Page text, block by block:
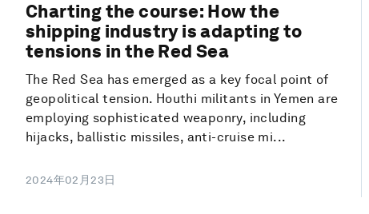
Charting the course: How the
shipping industry is adapting to
tensions in the Red Sea
The Red Sea has emerged as a key focal point of
geopolitical tension. Houthi militants in Yemen are
employing sophisticated weaponry, including
hijacks, ballistic missiles, anti-cruise mi...
2024年02月23日